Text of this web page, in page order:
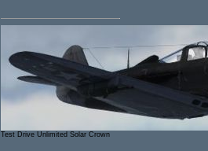
Test Drive Unlimited Solar Crown